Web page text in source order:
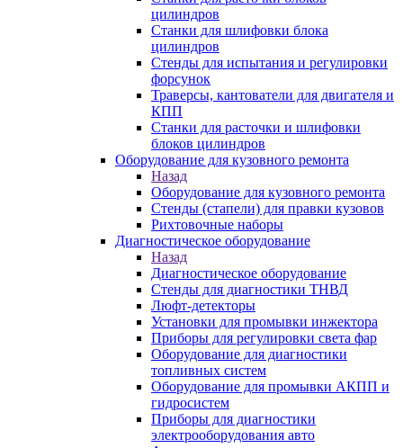
цилиндров
Станки для шлифовки блока
цилиндров
Стенды для испытания и регулировки
форсунок
Траверсы, кантователи для двигателя и
КПП
Станки для расточки и шлифовки
блоков цилиндров
Оборудование для кузовного ремонта
Назад
Оборудование для кузовного ремонта
Стенды (стапели) для правки кузовов
Рихтовочные наборы
Диагностическое оборудование
Назад
Диагностическое оборудование
Стенды для диагностики ТНВД
Люфт-детекторы
Установки для промывки инжектора
Приборы для регулировки света фар
Оборудование для диагностики
топливных систем
Оборудование для промывки АКПП и
гидросистем
Приборы для диагностики
электрооборудования авто